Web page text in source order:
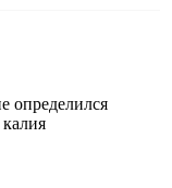
определился